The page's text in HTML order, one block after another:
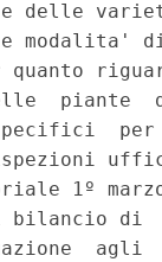
delle
modalita'
quanto
1º
di